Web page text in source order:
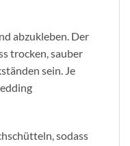
abzukleben. Der
trocken, sauber
sein. Je
sodass